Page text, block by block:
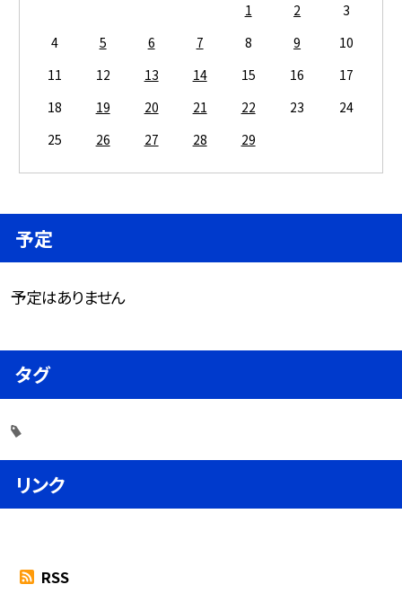
1 2
3
4
5 6 7 8 9
10
11
12 13 14 15 16
17
18
19 20 21 22 23
24
25
26 27 28 29
予定
予定はありません
タグ
リンク
RSS